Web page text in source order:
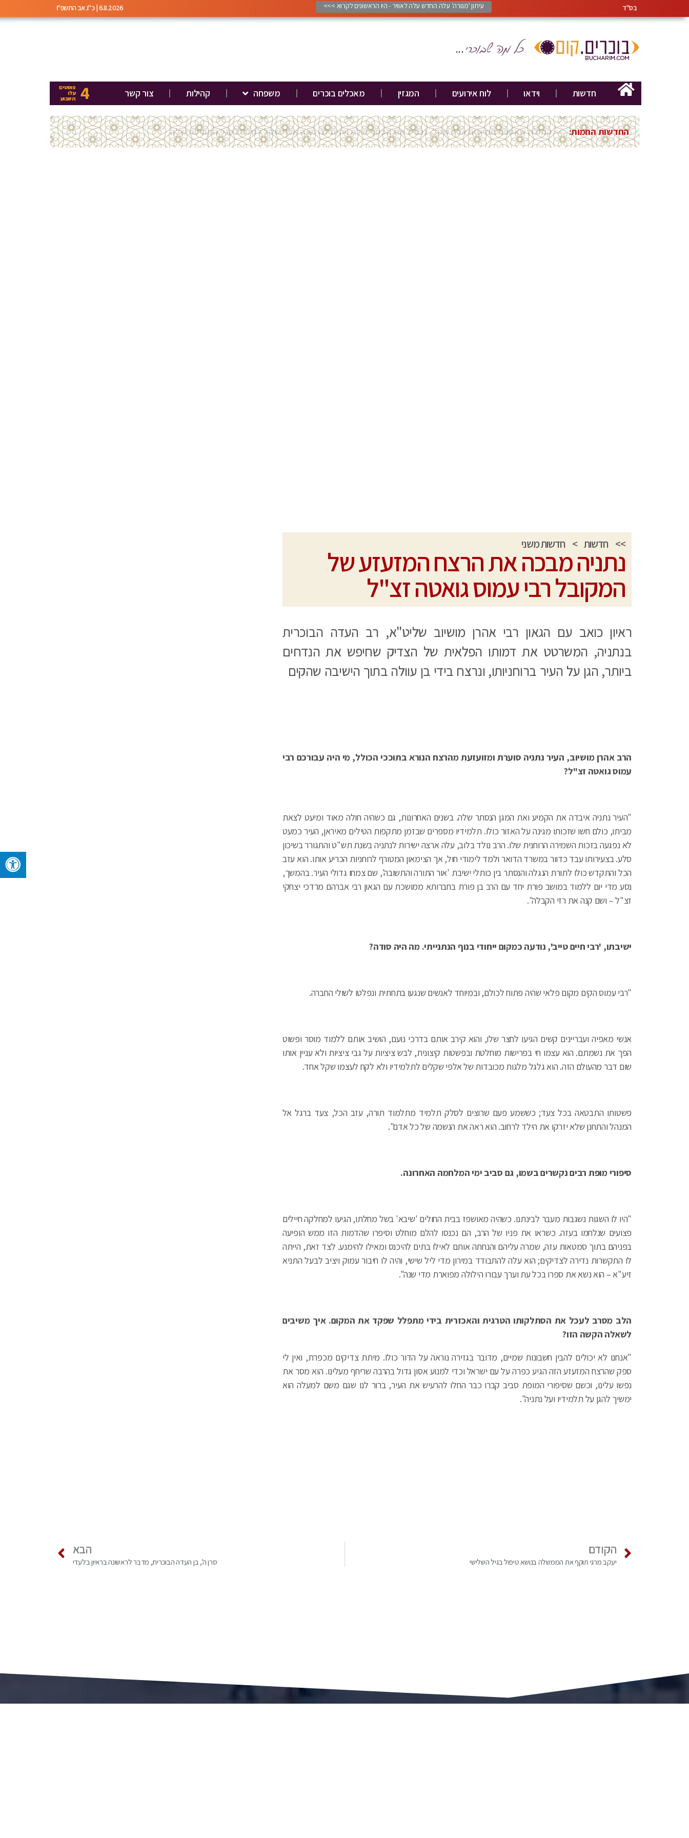
בס"ד עיתון 'מנורה' עלה החדש עלה לאוויר - היו הראשונים לקרוא >>> 6.8.2026 | כ"ג אב התשפ"ו
חדשות וידאו לוח אירועים המגזין מאכלים בוכרים משפחה קהילות צור קשר 4 פוסטים
עלו
השבוע
החדשות החמות: >> חוג להיסטוריה בקונגרס יהודי בוכרה
>> חדשות > חדשות משני
נתניה מבכה את הרצח המזעזע של
המקובל רבי עמוס גואטה זצ"ל
ראיון כואב עם הגאון רבי אהרן מושיוב שליט"א, רב העדה הבוכרית
בנתניה, המשרטט את דמותו הפלאית של הצדיק שחיפש את הנדחים
ביותר, הגן על העיר ברוחניותו, ונרצח בידי בן עוולה בתוך הישיבה שהקים
הרב אהרן מושיוב, העיר נתניה סוערת ומזועזעת מהרצח הנורא בתוככי הכולל, מי היה עבורכם רבי
עמוס גואטה זצ"ל?
"העיר נתניה איבדה את הקמיע ואת המגן הנסתר שלה. בשנים האחרונות, גם כשהיה חולה מאוד ומיעט לצאת
מביתו, כולם חשו שזכותו מגינה על האזור כולו. תלמידיו מספרים שבזמן מתקפות הטילים מאיראן, העיר כמעט
לא נפגעה בזכות השמירה הרוחנית שלו. הרב נולד בלוב, עלה ארצה ישירות לנתניה בשנת תש"ט והתגורר בשיכון
סלע. בצעירותו עבד כדוור במשרד הדואר ולמד לימודי חול, אך הצימאון המטורף לרוחניות הכריע אותו. הוא עזב
הכל והתקדש כולו לתורת הנגלה והנסתר בין כותלי ישיבת 'אור התורה והתשובה', שם צמחו גדולי העיר. בהמשך,
נסע מדי יום ללמוד במושב פורת יחד עם הרב בן פורת בחברותא ממושכת עם הגאון רבי אברהם מרדכי יצחקי
זצ"ל – ושם קנה את רזי הקבלה".
ישיבתו, 'רבי חיים טייב', נודעה כמקום ייחודי בנוף הנתנייתי. מה היה סודה?
"רבי עמוס הקים מקום פלאי שהיה פתוח לכולם, ובמיוחד לאנשים שנגעו בתחתית ונפלטו לשולי החברה.
אנשי מאפיה ועבריינים קשים הגיעו לחצר שלו, והוא קירב אותם בדרכי נועם, הושיב אותם ללמוד מוסר ופשוט
הפך את נשמתם. הוא עצמו חי בפרישות מוחלטת ובפשטות קיצונית, לבש ציציות על גבי ציציות ולא עניין אותו
שום דבר מהעולם הזה. הוא גלגל מלגות מכובדות של אלפי שקלים לתלמידיו ולא לקח לעצמו שקל אחד.
פשטותו התבטאה בכל צעד; כששמע פעם שרוצים לסלק תלמיד מתלמוד תורה, עזב הכל, צעד ברגל אל
המנהל והתחנן שלא יזרקו את הילד לרחוב. הוא ראה את הנשמה של כל אדם".
סיפורי מופת רבים נקשרים בשמו, גם סביב ימי המלחמה האחרונה.
"היו לו השגות נשגבות מעבר לבינתנו. כשהיה מאושפז בבית החולים 'שיבא' בשל מחלתו, הגיעו למחלקה חיילים
פצועים שנלחמו בעזה. כשראו את פניו של הרב, הם נכנסו להלם מוחלט וסיפרו שהדמות הזו ממש הופיעה
בפניהם בתוך סמטאות עזה, שמרה עליהם והנחתה אותם לאילו בתים להיכנס ומאילו להימנע. לצד זאת, הייתה
לו התקשרות נדירה לצדיקים; הוא עלה להתבודד במירון מדי ליל שישי, והיה לו חיבור עמוק ויציב לבעל התניא
זיע"א – הוא נשא את ספרו בכל עת וערך עבורו הילולה מפוארת מדי שנה".
הלב מסרב לעכל את הסתלקותו הטרגית והאכזרית בידי מתפלל שפקד את המקום. איך משיבים
לשאלה הקשה הזו?
"אנחנו לא יכולים להבין חשבונות שמיים, מדובר בגזירה נוראה על הדור כולו. מיתת צדיקים מכפרת, ואין לי
ספק שהרצח המזעזע הזה הגיע כפרה על עם ישראל וכדי למנוע אסון גדול בהרבה שריחף מעלינו. הוא מסר את
נפשו עלינו, וכשם שסיפורי המופת סביב קברו כבר החלו להרעיש את העיר, ברור לנו שגם משם למעלה הוא
ימשיך להגן על תלמידיו ועל נתניה".
הקודם
יעקב מרגי תוקף את הממשלה בנושא טיפול בגיל השלישי
הבא
סרן ה', בן העדה הבוכרית, מדבר לראשונה בראיון בלעדי